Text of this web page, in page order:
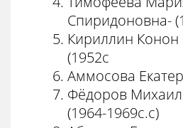
Спиридоновна-
Кириллин
(1952с
Аммосова
Фёдоров
(1964-1969с.с)